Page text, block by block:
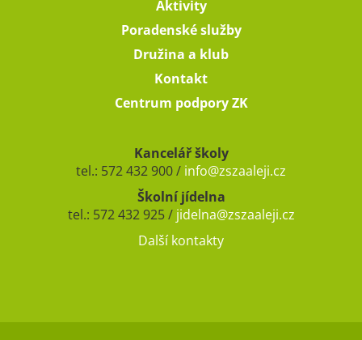
Aktivity
Poradenské služby
Družina a klub
Kontakt
Centrum podpory ZK
Kancelář školy
tel.: 572 432 900 / info@zszaaleji.cz
Školní jídelna
tel.: 572 432 925 / jidelna@zszaaleji.cz
Další kontakty